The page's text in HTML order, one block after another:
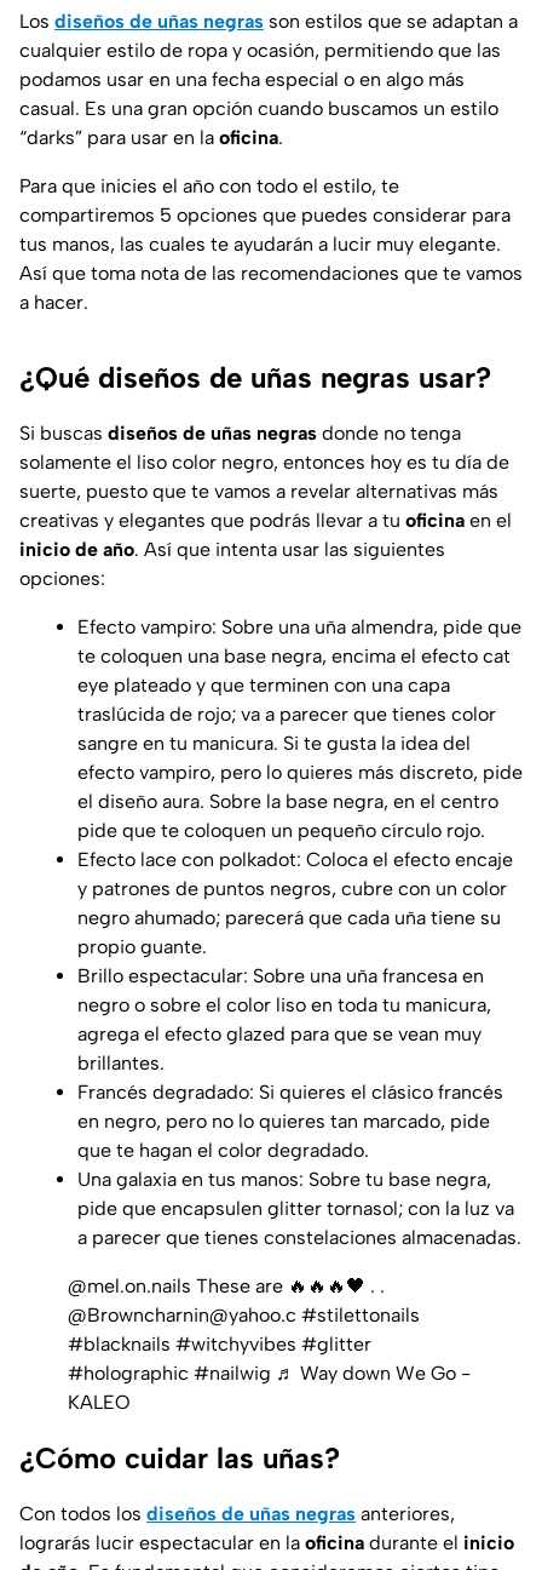
Los diseños de uñas negras son estilos que se adaptan a
cualquier estilo de ropa y ocasión, permitiendo que las
podamos usar en una fecha especial o en algo más
casual. Es una gran opción cuando buscamos un estilo
“darks” para usar en la oficina.
Para que inicies el año con todo el estilo, te
compartiremos 5 opciones que puedes considerar para
tus manos, las cuales te ayudarán a lucir muy elegante.
Así que toma nota de las recomendaciones que te vamos
a hacer.
¿Qué diseños de uñas negras usar?
Si buscas diseños de uñas negras donde no tenga
solamente el liso color negro, entonces hoy es tu día de
suerte, puesto que te vamos a revelar alternativas más
creativas y elegantes que podrás llevar a tu oficina en el
inicio de año. Así que intenta usar las siguientes
opciones:
Efecto vampiro: Sobre una uña almendra, pide que
te coloquen una base negra, encima el efecto cat
eye plateado y que terminen con una capa
traslúcida de rojo; va a parecer que tienes color
sangre en tu manicura. Si te gusta la idea del
efecto vampiro, pero lo quieres más discreto, pide
el diseño aura. Sobre la base negra, en el centro
pide que te coloquen un pequeño círculo rojo.
Efecto lace con polkadot: Coloca el efecto encaje
y patrones de puntos negros, cubre con un color
negro ahumado; parecerá que cada uña tiene su
propio guante.
Brillo espectacular: Sobre una uña francesa en
negro o sobre el color liso en toda tu manicura,
agrega el efecto glazed para que se vean muy
brillantes.
Francés degradado: Si quieres el clásico francés
en negro, pero no lo quieres tan marcado, pide
que te hagan el color degradado.
Una galaxia en tus manos: Sobre tu base negra,
pide que encapsulen glitter tornasol; con la luz va
a parecer que tienes constelaciones almacenadas.
@mel.on.nails These are 🔥🔥🔥🖤 . .
@Browncharnin@yahoo.c #stilettonails
#blacknails #witchyvibes #glitter
#holographic #nailwig ♬ Way down We Go -
KALEO
¿Cómo cuidar las uñas?
Con todos los diseños de uñas negras anteriores,
lograrás lucir espectacular en la oficina durante el inicio